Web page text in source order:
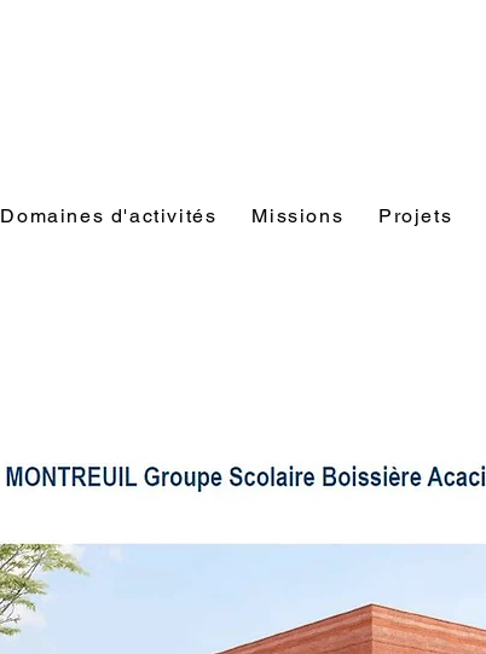
Domaines d'activités Missions Projets